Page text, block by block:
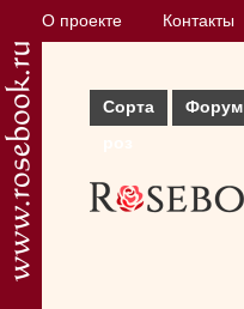
О проекте Контакты
Сорта
Форум